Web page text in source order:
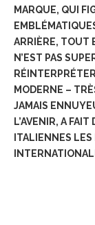
MARQUE, QUI
ARRIÈRE, TOUT
N’EST PAS
MODERNE –
JAMAIS
L’AVENIR, A
ITALIENNES